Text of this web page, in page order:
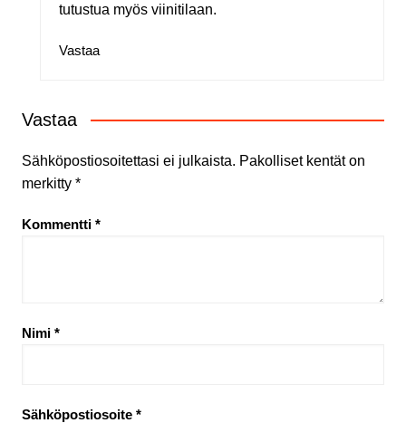
tutustua myös viinitilaan.
Vastaa
Vastaa
Sähköpostiosoitettasi ei julkaista. Pakolliset kentät on
merkitty *
Kommentti *
Nimi *
Sähköpostiosoite *